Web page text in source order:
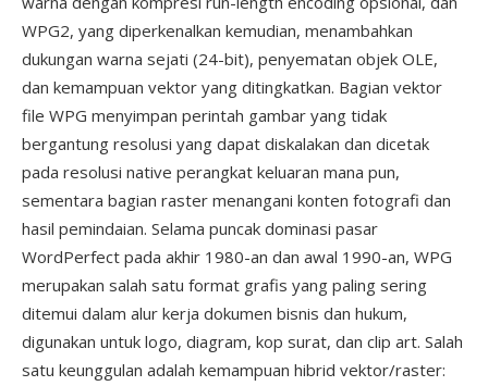
WPG2, yang diperkenalkan kemudian, menambahkan
dukungan warna sejati (24-bit), penyematan objek OLE,
dan kemampuan vektor yang ditingkatkan. Bagian vektor
file WPG menyimpan perintah gambar yang tidak
bergantung resolusi yang dapat diskalakan dan dicetak
pada resolusi native perangkat keluaran mana pun,
sementara bagian raster menangani konten fotografi dan
hasil pemindaian. Selama puncak dominasi pasar
WordPerfect pada akhir 1980-an dan awal 1990-an, WPG
merupakan salah satu format grafis yang paling sering
ditemui dalam alur kerja dokumen bisnis dan hukum,
digunakan untuk logo, diagram, kop surat, dan clip art. Salah
satu keunggulan adalah kemampuan hibrid vektor/raster: